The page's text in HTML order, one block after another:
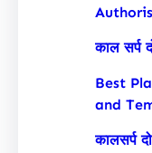
काल सर्प
Best
and
कालसर्प